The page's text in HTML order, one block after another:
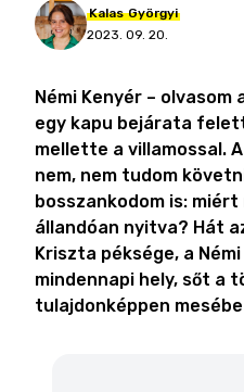
Kalas Györgyi
2023. 09. 20.
Némi Kenyér –
egy kapu bejárata
mellette a villamossal.
nem, nem tudom
bosszankodom is: miért
állandóan nyitva? Hát
Kriszta péksége, a
mindennapi hely, sőt a
tulajdonképpen